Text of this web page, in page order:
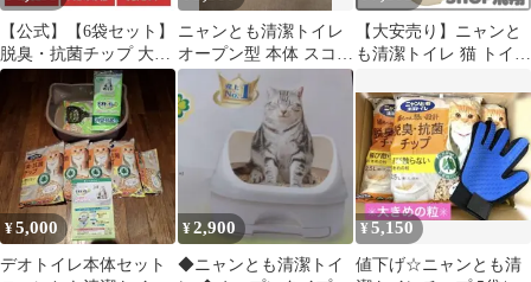
【公式】【6袋セット】
脱臭・抗菌チップ 大き
めの粒 2.5L ニャンとも
清潔トイレ ペット 猫
ねこ 砂 木 システムト
イレ 肉球 掃除
ニャンとも清潔トイレ
オープン型 本体 スコッ
プ付 純正シート24枚付
【大安売り】ニャンと
も清潔トイレ 猫 トイレ
ート付] [大型 広々 複数
飼育] のびのびリラッ
クス ライトベージュ 大
きめ ワイド 多頭 猫用
トイレ本体
¥5,000
デオトイレ本体セット
¥2,900
◆ニャンとも清潔トイ
¥5,150
値下げ☆ニャンとも清